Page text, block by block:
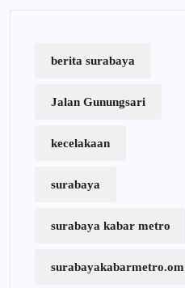
berita surabaya
Jalan Gunungsari
kecelakaan
surabaya
surabaya kabar metro
surabayakabarmetro.om